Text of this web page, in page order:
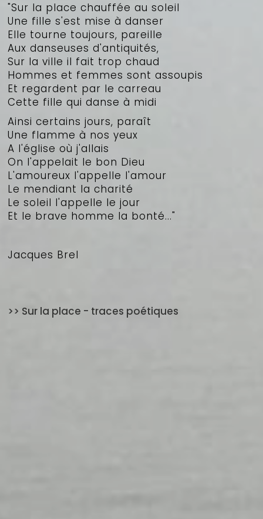
"Sur la place chauffée au soleil
Une fille s'est mise à danser
Elle tourne toujours, pareille
Aux danseuses d'antiquités,
Sur la ville il fait trop chaud
Hommes et femmes sont assoupis
Et regardent par le carreau
Cette fille qui danse à midi
Ainsi certains jours, paraît
Une flamme à nos yeux
A l'église où j'allais
On l'appelait le bon Dieu
L'amoureux l'appelle l'amour
Le mendiant la charité
Le soleil l'appelle le jour
Et le brave homme la bonté..."
Jacques Brel
>> Sur la place - traces poétiques